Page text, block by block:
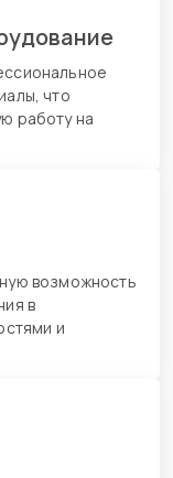
что
работу на
возможность
в
и